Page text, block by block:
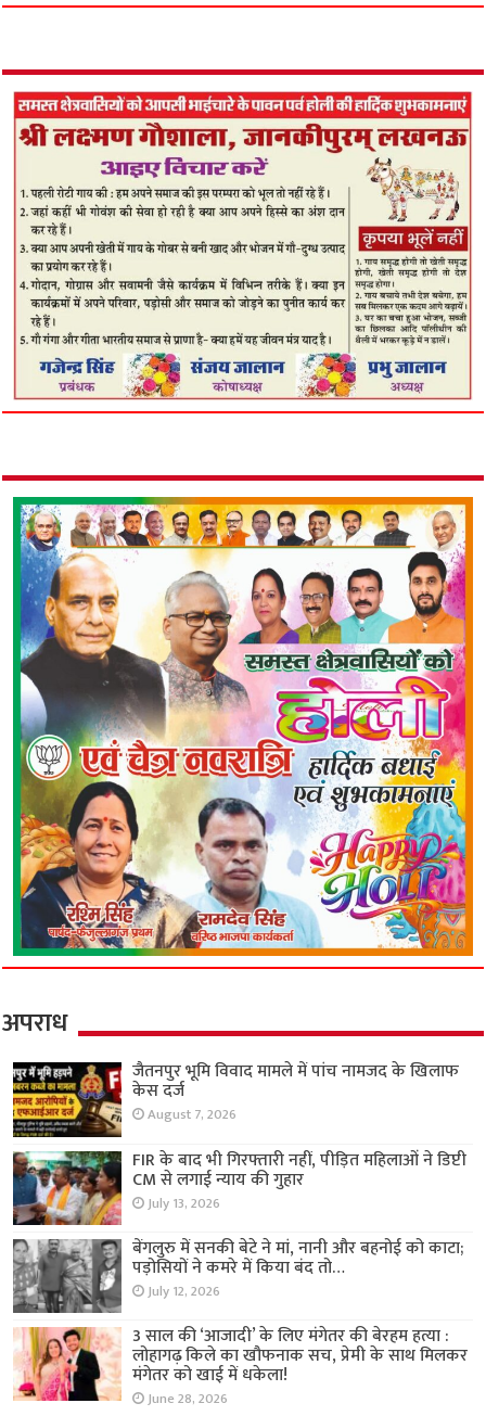
अपराध
जैतनपुर भूमि विवाद मामले में पांच नामजद के खिलाफ
केस दर्ज
August 7, 2026
FIR के बाद भी गिरफ्तारी नहीं, पीड़ित महिलाओं ने डिप्टी
CM से लगाई न्याय की गुहार
July 13, 2026
बेंगलुरु में सनकी बेटे ने मां, नानी और बहनोई को काटा;
पड़ोसियों ने कमरे में किया बंद तो…
July 12, 2026
3 साल की ‘आजादी’ के लिए मंगेतर की बेरहम हत्या :
लोहागढ़ किले का खौफनाक सच, प्रेमी के साथ मिलकर
मंगेतर को खाई में धकेला!
June 28, 2026